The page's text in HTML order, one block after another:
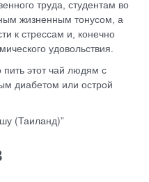
труда, студентам во
жизненным тонусом, а
к стрессам и, конечно
удовольствия.
этот чай людям с
диабетом или острой
(Таиланд)”